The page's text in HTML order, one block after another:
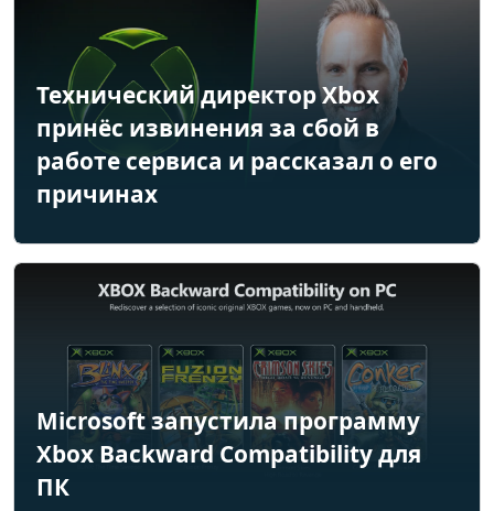
Технический директор Xbox
принёс извинения за сбой в
работе сервиса и рассказал о его
причинах
Microsoft запустила программу
Xbox Backward Compatibility для
ПК